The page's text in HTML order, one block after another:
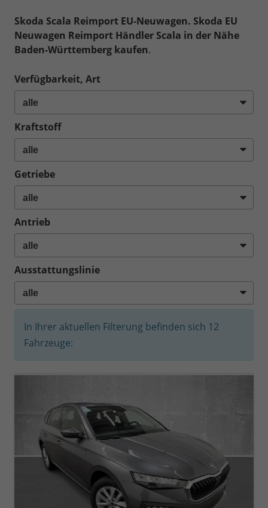
Skoda Scala Reimport EU-Neuwagen. Skoda EU
Neuwagen Reimport Händler Scala in der Nähe
Baden-Württemberg kaufen.
Verfügbarkeit, Art
Kraftstoff
Getriebe
Antrieb
Ausstattungslinie
In Ihrer aktuellen Filterung befinden sich 12
Fahrzeuge: